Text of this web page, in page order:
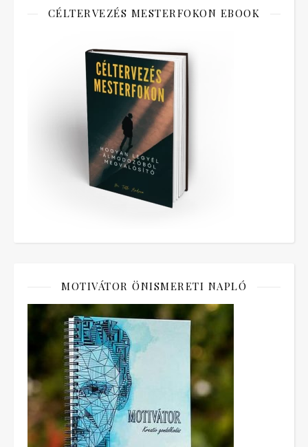
CÉLTERVEZÉS MESTERFOKON EBOOK
MOTIVÁTOR ÖNISMERETI NAPLÓ